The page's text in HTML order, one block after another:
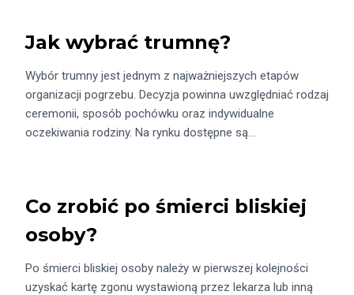
Jak wybrać trumnę?
Wybór trumny jest jednym z najważniejszych etapów
organizacji pogrzebu. Decyzja powinna uwzględniać rodzaj
ceremonii, sposób pochówku oraz indywidualne
oczekiwania rodziny. Na rynku dostępne są…
Co zrobić po śmierci bliskiej
osoby?
Po śmierci bliskiej osoby należy w pierwszej kolejności
uzyskać kartę zgonu wystawioną przez lekarza lub inną